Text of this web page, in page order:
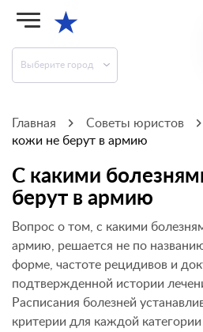
★
Выберите город
Главная Советы юристов
кожи не берут в армию
С какими
берут в армию
Вопрос о том, с какими
армию, решается не по
форме, частоте рецидивов и
подтвержденной истории
Расписания болезней
критерии для каждой